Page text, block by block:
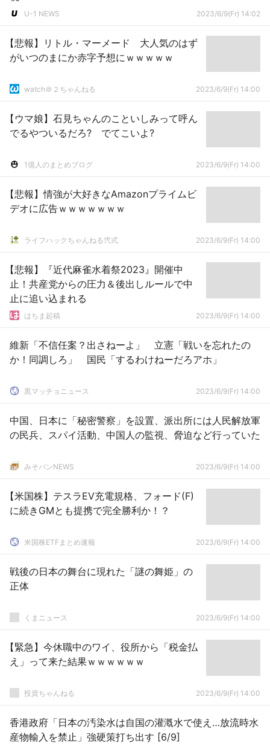
U-1 NEWS 2023/6/9(Fr) 14:02
【悲報】リトル・マーメード 大人気のはず
がいつのまにか赤字予想にｗｗｗｗｗ
watch＠２ちゃんねる 2023/6/9(Fr) 14:00
【ウマ娘】石見ちゃんのこといしみって呼ん
でるやついるだろ? でてこいよ?
1億人のまとめブログ 2023/6/9(Fr) 14:00
【悲報】情強が大好きなAmazonプライムビ
デオに広告ｗｗｗｗｗｗｗ
ライフハックちゃんねる弐式 2023/6/9(Fr) 14:00
【悲報】『近代麻雀水着祭2023』開催中
止！共産党からの圧力＆後出しルールで中
止に追い込まれる
はちま起稿 2023/6/9(Fr) 14:00
維新「不信任案？出さねーよ」 立憲「戦いを忘れたの
か！同調しろ」 国民「するわけねーだろアホ」
黒マッチョニュース 2023/6/9(Fr) 14:00
中国、日本に「秘密警察」を設置、派出所には人民解放軍
の民兵、スパイ活動、中国人の監視、脅迫など行っていた
みそパンNEWS 2023/6/9(Fr) 14:00
【米国株】テスラEV充電規格、フォード(F)
に続きGMとも提携で完全勝利か！？
米国株ETFまとめ速報 2023/6/9(Fr) 14:00
戦後の日本の舞台に現れた「謎の舞姫」の
正体
くまニュース 2023/6/9(Fr) 14:00
【緊急】今休職中のワイ、役所から「税金払
え」って来た結果ｗｗｗｗｗｗ
投資ちゃんねる 2023/6/9(Fr) 14:00
香港政府「日本の汚染水は自国の灌漑水で使え…放流時水
産物輸入を禁止」強硬策打ち出す [6/9]